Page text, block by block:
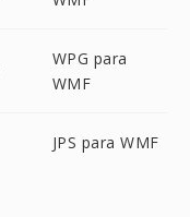
WPG para
WMF
JPS para WMF